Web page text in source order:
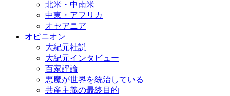
北米・中南米
中東・アフリカ
オセアニア
オピニオン
大紀元社説
大紀元インタビュー
百家評論
悪魔が世界を統治している
共産主義の最終目的